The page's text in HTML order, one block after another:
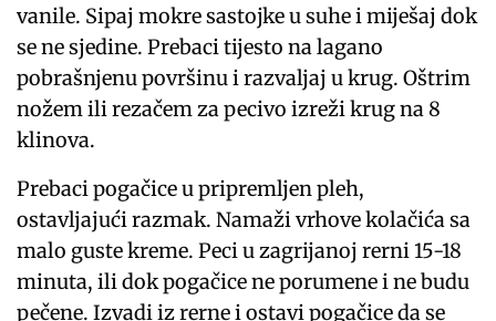
vanile. Sipaj mokre sastojke u suhe i miješaj dok
se ne sjedine. Prebaci tijesto na lagano
pobrašnjenu površinu i razvaljaj u krug. Oštrim
nožem ili rezačem za pecivo izreži krug na 8
klinova.
Prebaci pogačice u pripremljen pleh,
ostavljajući razmak. Namaži vrhove kolačića sa
malo guste kreme. Peci u zagrijanoj rerni 15-18
minuta, ili dok pogačice ne porumene i ne budu
pečene. Izvadi iz rerne i ostavi pogačice da se